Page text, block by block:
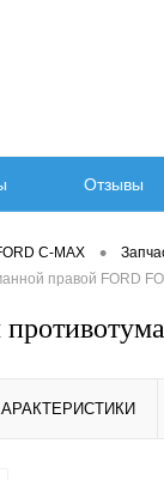
Отзывы
C-MAX •
правой FORD